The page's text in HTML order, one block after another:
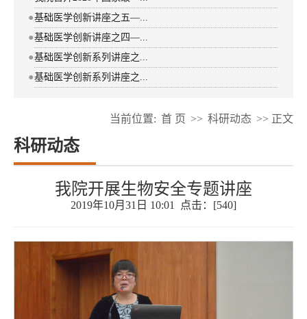
●基础医学创新讲座之五—...
●基础医学创新讲座之四—...
●基础医学创新系列讲座之...
●基础医学创新系列讲座之...
当前位置: 首 页 >> 科研动态 >> 正文
科研动态
我院开展生物安全专题讲座
2019年10月31日 10:01 点击：[540]